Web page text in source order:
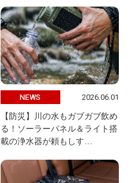
NEWS 2026.06.01
【防災】川の水もガブガブ飲め
る！ソーラーパネル＆ライト搭
載の浄水器が頼もしす…